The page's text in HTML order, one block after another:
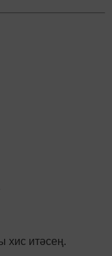
хис итәсең.